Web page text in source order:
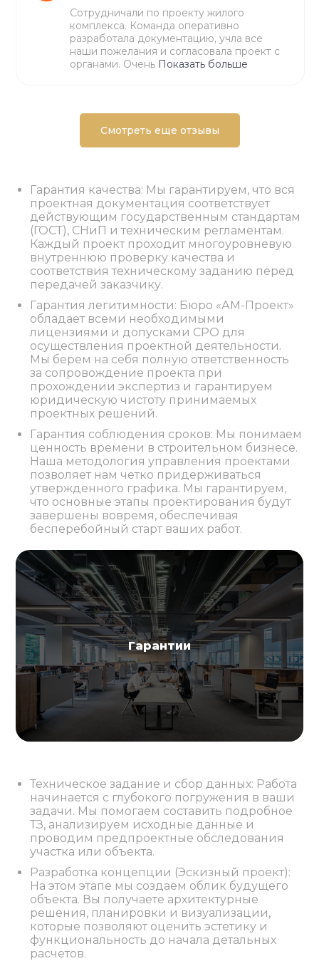
Сотрудничали по проекту жилого
комплекса. Команда оперативно
разработала документацию, учла все
наши пожелания и согласовала проект с
органами. Очень Показать больше
Смотреть еще отзывы
Гарантия качества: Мы гарантируем, что вся
проектная документация соответствует
действующим государственным стандартам
(ГОСТ), СНиП и техническим регламентам.
Каждый проект проходит многоуровневую
внутреннюю проверку качества и
соответствия техническому заданию перед
передачей заказчику.
Гарантия легитимности: Бюро «АМ-Проект»
обладает всеми необходимыми
лицензиями и допусками СРО для
осуществления проектной деятельности.
Мы берем на себя полную ответственность
за сопровождение проекта при
прохождении экспертиз и гарантируем
юридическую чистоту принимаемых
проектных решений.
Гарантия соблюдения сроков: Мы понимаем
ценность времени в строительном бизнесе.
Наша методология управления проектами
позволяет нам четко придерживаться
утвержденного графика. Мы гарантируем,
что основные этапы проектирования будут
завершены вовремя, обеспечивая
бесперебойный старт ваших работ.
Гарантии
Техническое задание и сбор данных: Работа
начинается с глубокого погружения в ваши
задачи. Мы помогаем составить подробное
ТЗ, анализируем исходные данные и
проводим предпроектные обследования
участка или объекта.
Разработка концепции (Эскизный проект):
На этом этапе мы создаем облик будущего
объекта. Вы получаете архитектурные
решения, планировки и визуализации,
которые позволяют оценить эстетику и
функциональность до начала детальных
расчетов.